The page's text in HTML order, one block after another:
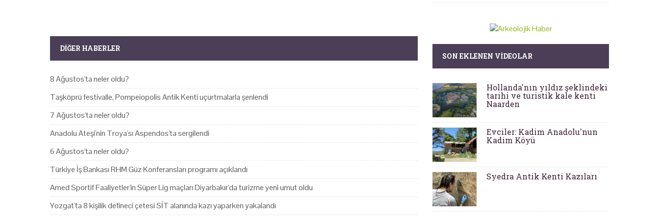
DIĞER HABERLER
8 Ağustos'ta neler oldu?
Taşköprü festivalle, Pompeiopolis Antik Kenti uçurtmalarla şenlendi
7 Ağustos'ta neler oldu?
Anadolu Ateşi'nin Troya'sı Aspendos'ta sergilendi
6 Ağustos'ta neler oldu?
Türkiye İş Bankası RHM Güz Konferansları programı açıklandı
Amed Sportif Faaliyetler'in Süper Lig maçları Diyarbakır'da turizme yeni umut oldu
Yozgat'ta 8 kişilik defineci çetesi SİT alanında kazı yaparken yakalandı
SON EKLENEN VIDEOLAR
Hollanda'nın yıldız şeklindeki
tarihi ve turistik kale kenti
Naarden
Evciler: Kadim Anadolu'nun
Kadim Köyü
Syedra Antik Kenti Kazıları